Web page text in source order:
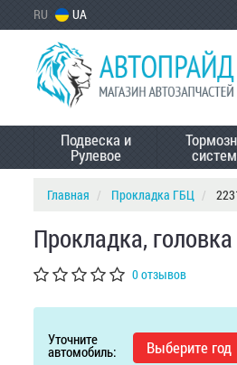
RU UA
Подвеска и
Рулевое
Главная Прокладка ГБЦ
Прокладка,
0 отзывов
Уточните
автомобиль: Выберите год